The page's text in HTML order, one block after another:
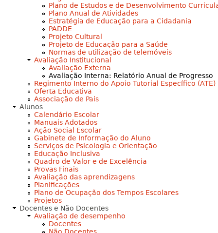
Plano de Estudos e de Desenvolvimento
Plano Anual de Atividades
Estratégia de Educação para a Cidadania
PADDE
Projeto Cultural
Projeto de Educação para a Saúde
Normas de utilização de telemóveis
Avaliação Institucional
Avaliação Externa
Avaliação Interna: Relatório Anual de Progresso
Regimento Interno do Apoio Tutorial Específico (ATE)
Oferta Educativa
Associação de Pais
Alunos
Calendário Escolar
Manuais Adotados
Ação Social Escolar
Gabinete de Informação do Aluno
Serviços de Psicologia e Orientação
Educação Inclusiva
Quadro de Valor e de Excelência
Provas Finais
Avaliação das aprendizagens
Planificações
Plano de Ocupação dos Tempos Escolares
Projetos
Docentes e Não Docentes
Avaliação de desempenho
Docentes